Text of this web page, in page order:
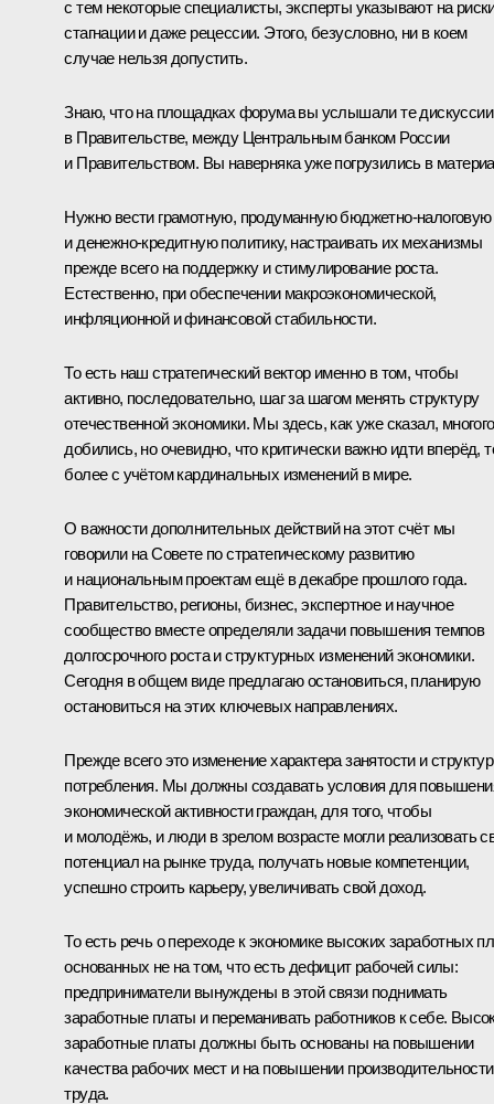
с тем некоторые специалисты, эксперты указывают на
стагнации и даже рецессии. Этого, безусловно, ни в коем
случае нельзя допустить.
Знаю, что на площадках форума вы услышали те дискуссии
в Правительстве, между Центральным банком России
и Правительством. Вы наверняка уже погрузились в
Нужно вести грамотную, продуманную бюджетно-налоговую
и денежно-кредитную политику, настраивать их механизмы
прежде всего на поддержку и стимулирование роста.
Естественно, при обеспечении макроэкономической,
инфляционной и финансовой стабильности.
То есть наш стратегический вектор именно в том, чтобы
активно, последовательно, шаг за шагом менять структуру
отечественной экономики. Мы здесь, как уже сказал, многого
добились, но очевидно, что критически важно идти вперёд,
более с учётом кардинальных изменений в мире.
О важности дополнительных действий на этот счёт мы
говорили наСоветепо стратегическому развитию
и национальным проектам ещё в декабре прошлого года.
Правительство, регионы, бизнес, экспертное и научное
сообщество вместе определяли задачи повышения темпов
долгосрочного роста и структурных изменений экономики.
Сегодня в общем виде предлагаю остановиться, планирую
остановиться на этих ключевых направлениях.
Прежде всего это изменение характера занятости и
потребления. Мы должны создавать условия для
экономической активности граждан, для того, чтобы
и молодёжь, и люди в зрелом возрасте могли реализовать
потенциал на рынке труда, получать новые компетенции,
успешно строить карьеру, увеличивать свой доход.
То есть речь о переходе к экономике высоких заработных
основанных не на том, что есть дефицит рабочей силы:
предприниматели вынуждены в этой связи поднимать
заработные платы и переманивать работников к себе.
заработные платы должны быть основаны на повышении
качества рабочих мест и на повышении производительности
труда.